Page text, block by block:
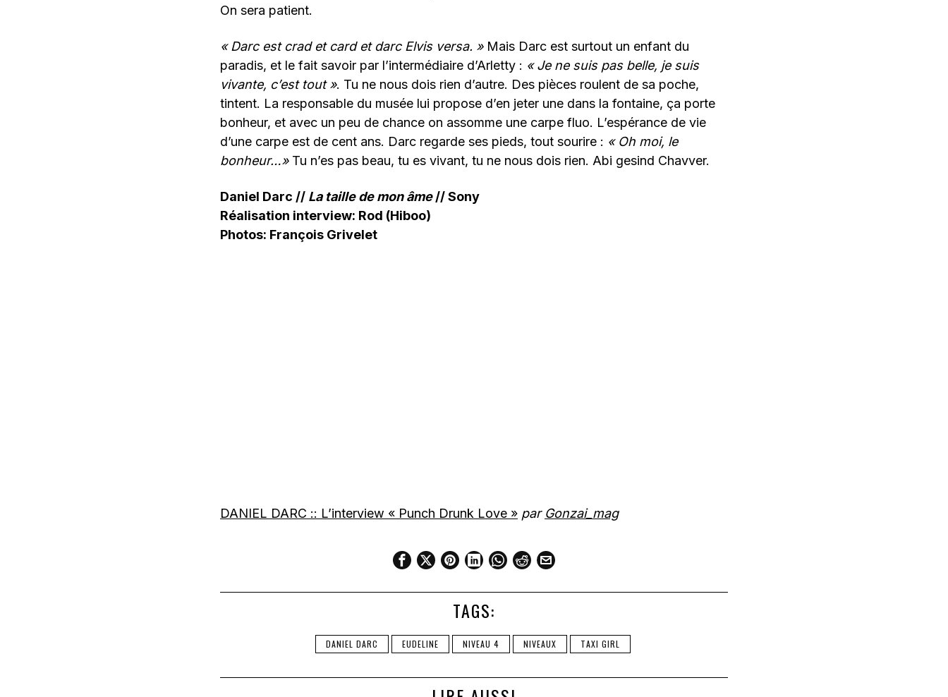
On sera patient.
« Darc est crad et card et darc Elvis versa. »Mais Darc est surtout un enfant du
paradis, et le fait savoir par l’intermédiaire d’Arletty : « Je ne suis pas belle, je suis
vivante, c’est tout ». Tu ne nous dois rien d’autre. Des pièces roulent de sa poche,
tintent. La responsable du musée lui propose d’en jeter une dans la fontaine, ça porte
bonheur, et avec un peu de chance on assomme une carpe fluo. L’espérance de vie
d’une carpe est de cent ans. Darc regarde ses pieds, tout sourire : « Oh moi, le
bonheur…»Tu n’es pas beau, tu es vivant, tu ne nous dois rien. Abi gesind Chavver.
Daniel Darc // La taille de mon âme// Sony
Réalisation interview: Rod (Hiboo)
Photos: François Grivelet
DANIEL DARC :: L’interview « Punch Drunk Love » par Gonzai_mag
TAGS:
DANIEL DARC EUDELINE NIVEAU 4 NIVEAUX TAXI GIRL